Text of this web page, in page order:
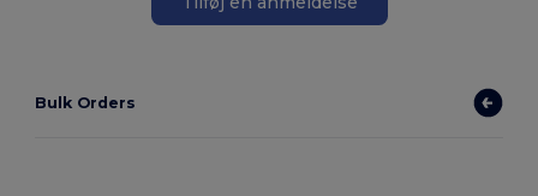
Bulk Orders